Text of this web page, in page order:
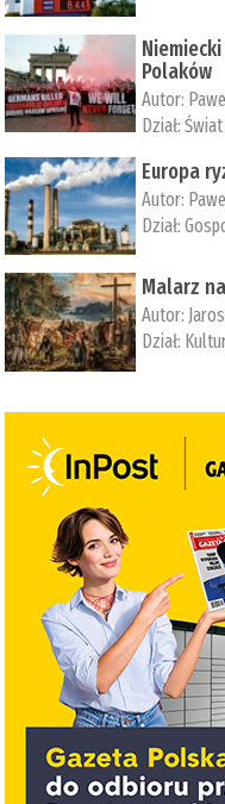
Polaków
Autor:
Dział:Świat
Europa
Autor:
Dział:
Malarz
Autor:
Dział: